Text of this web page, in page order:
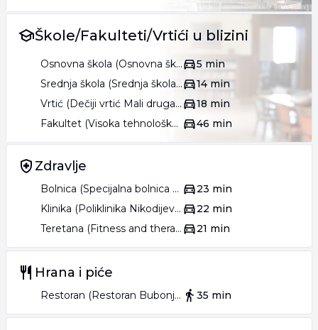
Škole/Fakulteti/Vrtići u blizini
Osnovna škola (Osnovna škola Mihailo Mladenović Selja)
5 min
Srednja škola (Srednja škola 1300 kaplara)
14 min
Vrtić (Dečiji vrtić Mali drugari)
18 min
Fakultet (Visoka tehnološka škola strukovnih studija)
46 min
Zdravlje
Bolnica (Specijalna bolnica za endemsku nefropatiju Lazarevac)
23 min
Klinika (Poliklinika Nikodijević)
22 min
Teretana (Fitness and therapy center)
21 min
Hrana i piće
Restoran (Restoran Bubonja) 35 min